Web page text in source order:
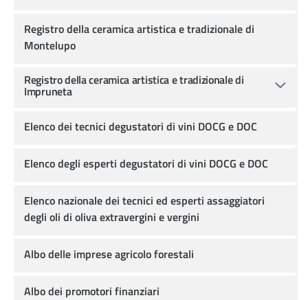
Registro della ceramica artistica e tradizionale di
Montelupo
Registro della ceramica artistica e tradizionale di
Impruneta
Elenco dei tecnici degustatori di vini DOCG e DOC
Elenco degli esperti degustatori di vini DOCG e DOC
Elenco nazionale dei tecnici ed esperti assaggiatori
degli oli di oliva extravergini e vergini
Albo delle imprese agricolo forestali
Albo dei promotori finanziari